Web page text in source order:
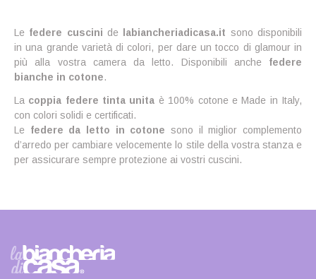
Le federe cuscini de labiancheriadicasa.it sono disponibili
in una grande varietà di colori, per dare un tocco di glamour in
più alla vostra camera da letto. Disponibili anche federe
bianche in cotone.
La coppia federe tinta unita è 100% cotone e Made in Italy,
con colori solidi e certificati.
Le federe da letto in cotone sono il miglior complemento
d’arredo per cambiare velocemente lo stile della vostra stanza e
per assicurare sempre protezione ai vostri cuscini.